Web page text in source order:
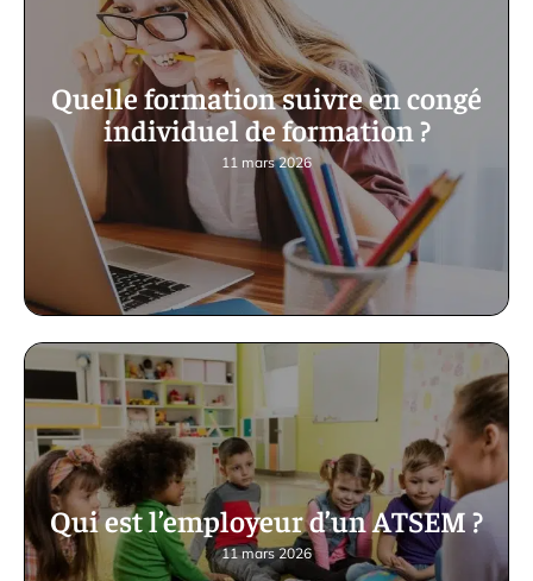
Quelle formation suivre en congé
individuel de formation ?
11 mars 2026
Qui est l’employeur d’un ATSEM ?
11 mars 2026